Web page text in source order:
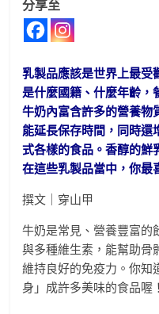
分享至
乳製品應該是世界上最受
是什麼國籍、什麼年齡，
牛奶內富含許多的營養物
能延長保存時間，同時還
式各樣的食品。香醇的鮮
在這些乳製品當中，你最
撰文｜穿山甲
牛奶是常見、營養豐富的
與多種維生素，能幫助骨
維持良好的免疫力。你知
身」成許多美味的食品喔！